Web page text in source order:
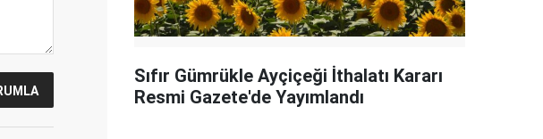
Sıfır Gümrükle Ayçiçeği İthalatı Kararı
Resmi Gazete'de Yayımlandı